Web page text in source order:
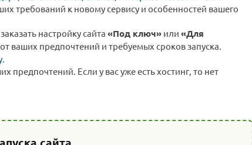
требований к новому сервису и особенностей вашего
настройку сайта «Под ключ» или «Для
ваших предпочтений и требуемых сроков запуска.
предпочтений. Если у вас уже есть хостинг, то нет